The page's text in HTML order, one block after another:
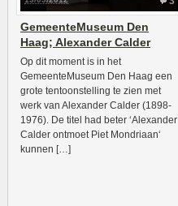
GemeenteMuseum Den
Haag; Alexander Calder
Op dit moment is in het
GemeenteMuseum Den Haag een
grote tentoonstelling te zien met
werk van Alexander Calder (1898-
1976). De titel had beter ‘Alexander
Calder ontmoet Piet Mondriaan‘
kunnen […]